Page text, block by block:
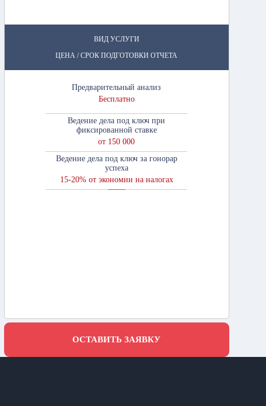
ВИД УСЛУГИ
ЦЕНА / СРОК ПОДГОТОВКИ ОТЧЕТА
Предварительный анализ
Бесплатно
Ведение дела под ключ при
фиксированной ставке
от 150 000
Ведение дела под ключ за гонорар
успеха
15-20% от экономии на налогах
ОСТАВИТЬ ЗАЯВКУ